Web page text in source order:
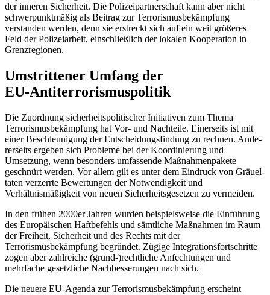
der inneren Sicherheit. Die Poli­zeipartnerschaft kann aber nicht
schwer­punkt­mäßig als Beitrag zur Terrorismus­bekämp­fung
verstanden werden, denn sie er­streckt sich auf ein weit größeres
Feld der Polizei­arbeit, einschließlich der lokalen Kooperation in
Grenzregionen.
Umstrittener Umfang der
EU‑Antiterrorismuspolitik
Die Zuordnung sicherheitspolitischer Initia­tiven zum Thema
Terrorismusbekämpfung hat Vor- und Nachteile. Einerseits ist mit
einer Beschleunigung der Entscheidungsfindung zu rechnen. Ande­
rerseits ergeben sich Probleme bei der Koordi­nierung und
Umsetzung, wenn besonders umfassende Maßnahmenpakete
geschnürt werden. Vor allem gilt es unter dem Eindruck von Gräuel­
taten verzerrte Bewertungen der Notwen­digkeit und
Verhältnismäßigkeit von neuen Sicherheitsgesetzen zu vermeiden.
In den frühen 2000er Jahren wurden bei­spielsweise die Einführung
des Euro­päi­schen Haftbefehls und sämtliche Maßnahmen im Raum
der Freiheit, Sicherheit und des Rechts mit der
Terrorismusbekämpfung begründet. Zügige Integrationsfortschritte
zogen aber zahlreiche (grund-)rechtliche Anfechtungen und
mehrfache gesetz­liche Nachbesserungen nach sich.
Die neuere EU-Agenda zur Terrorismusbekämpfung erscheint